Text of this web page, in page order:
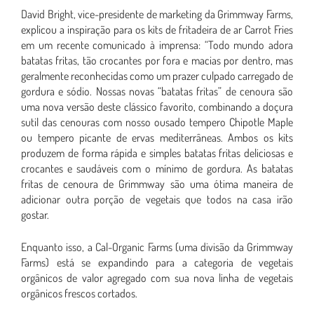
David Bright, vice-presidente de marketing da Grimmway Farms,
explicou a inspiração para os kits de fritadeira de ar Carrot Fries
em um recente comunicado à imprensa: “Todo mundo adora
batatas fritas, tão crocantes por fora e macias por dentro, mas
geralmente reconhecidas como um prazer culpado carregado de
gordura e sódio. Nossas novas “batatas fritas” de cenoura são
uma nova versão deste clássico favorito, combinando a doçura
sutil das cenouras com nosso ousado tempero Chipotle Maple
ou tempero picante de ervas mediterrâneas. Ambos os kits
produzem de forma rápida e simples batatas fritas deliciosas e
crocantes e saudáveis com o mínimo de gordura. As batatas
fritas de cenoura de Grimmway são uma ótima maneira de
adicionar outra porção de vegetais que todos na casa irão
gostar.
Enquanto isso, a Cal-Organic Farms (uma divisão da Grimmway
Farms) está se expandindo para a categoria de vegetais
orgânicos de valor agregado com sua nova linha de vegetais
orgânicos frescos cortados.